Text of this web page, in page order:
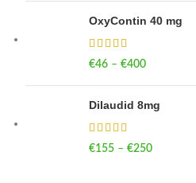
OxyContin 40 mg
€46 – €400
Dilaudid 8mg
€155 – €250